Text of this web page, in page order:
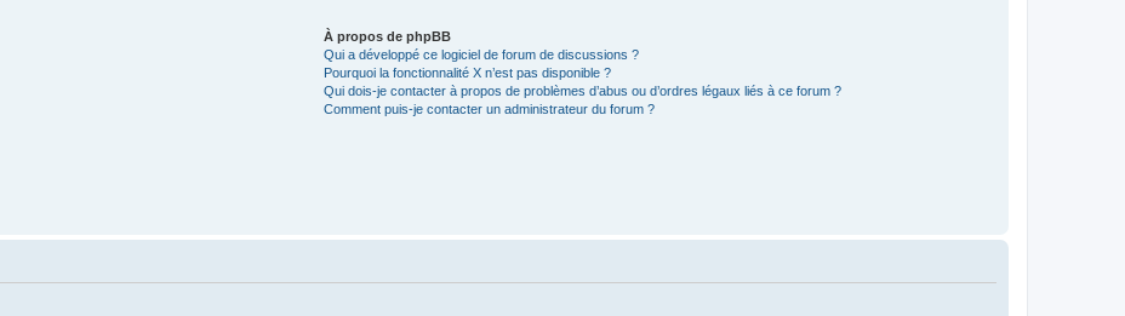
À propos de phpBB
Qui a développé ce logiciel de forum de discussions ?
Pourquoi la fonctionnalité X n’est pas disponible ?
Qui dois-je contacter à propos de problèmes d’abus ou d’ordres légaux liés à ce forum ?
Comment puis-je contacter un administrateur du forum ?